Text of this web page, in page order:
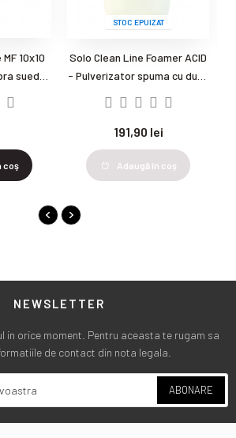
10x10
suede
coş
STOC EPUIZAT
Solo Clean Line Foamer ACID
- Pulverizator spuma cu duza
191,90 lei
Adaugă în coş
NEWSLETTER
in orice moment. Pentru aceasta te rugam sa
de contact din nota legala.
ABONARE